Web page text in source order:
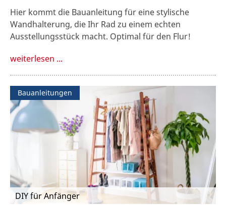
Hier kommt die Bauanleitung für eine stylische
Wandhalterung, die Ihr Rad zu einem echten
Ausstellungsstück macht. Optimal für den Flur!
weiterlesen ...
Bauanleitungen
DIY für Anfänger